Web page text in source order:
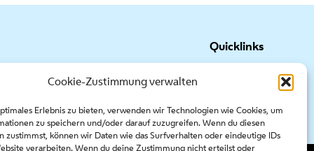
Cookie-Zustimmung verwalten
Erlebnis zu bieten, verwenden wir Technologien wie Cookies, um
zu speichern und/oder darauf zuzugreifen. Wenn du diesen
zustimmst, können wir Daten wie das Surfverhalten oder eindeutige IDs
verarbeiten. Wenn du deine Zustimmung nicht erteilst oder
Quicklinks
Ausschreibungen